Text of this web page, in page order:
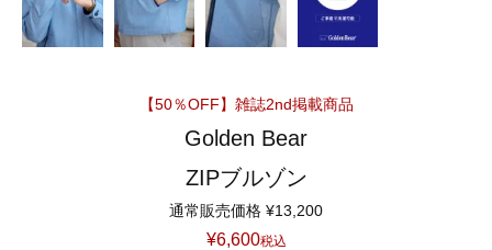
【50％OFF】雑誌2nd掲載商品
Golden Bear
ZIPブルゾン
通常販売価格 ¥13,200
¥6,600税込